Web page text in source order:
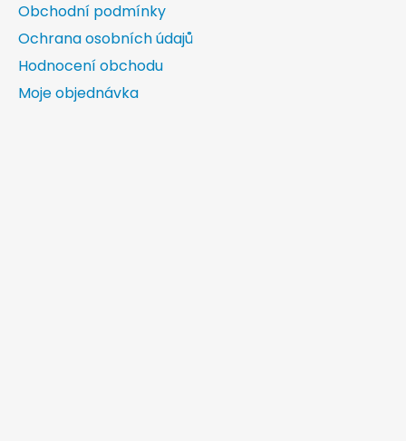
Obchodní podmínky
Ochrana osobních údajů
Hodnocení obchodu
Moje objednávka